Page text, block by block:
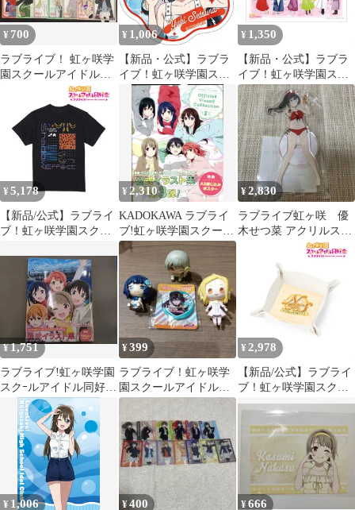
¥ 700
ラブライブ！ 虹ヶ咲学
園スクールアイドル同
好会 ブロマイド
¥ 1,006
【新品・公式】ラブラ
イブ！虹ヶ咲学園スク
ールアイドル同好会 ク
リアステッカー／優木
せつ菜 公式グッズ
colleize
¥ 1,350
【新品・公式】ラブラ
イブ！虹ヶ咲学園スク
ールアイドル同好会 和
紙ファイル /M 集合 公
式グッズ colleize コレ
イズ
¥ 5,178
【新品/公式】ラブライ
ブ！虹ヶ咲学園スクー
イズ/XL) Shadow Effect
Tシャツレディース 公
式グッズ colleize
¥ 2,310
KADOKAWA ラブライ
ブ!虹ヶ咲学園スクール
アイドル同好会 Official
Visual Collection Ⅲ (帯
付)
¥2,830
ラブライブ虹ヶ咲 優
木せつ菜 アクリルスタ
ンド SummerCollection
¥1,751
ラブライブ!虹ヶ咲学園
スクｰルアイドル同好会
Official Visual
Collection(1)
LoveLive!Days編集部
¥399
ラブライブ！虹ヶ咲学
園スクールアイドル同
好会』のキャラクター
グッズ
¥ 2,978
【新品/公式】ラブライ
ブ！虹ヶ咲学園スクー
ルアイドル同好会 PUレ
ザーマルチトレー 公式
グッズ colleize
¥ 1,006 ¥400 ¥666